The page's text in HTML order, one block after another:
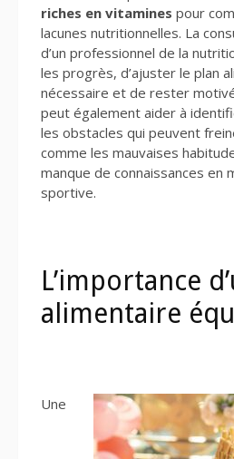
riches en vitamines pour
lacunes nutritionnelles. La
d’un professionnel de la
les progrès, d’ajuster le plan
nécessaire et de rester
peut également aider à
les obstacles qui peuvent
comme les mauvaises
manque de connaissances en
sportive.
L’importance
alimentaire
Une